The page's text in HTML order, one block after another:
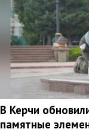
В Керчи
памятные